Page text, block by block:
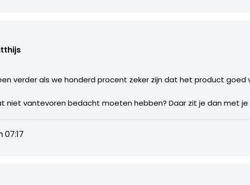
verder als we honderd procent zeker zijn dat het product goed
niet vantevoren bedacht moeten hebben? Daar zit je dan met je
07:17